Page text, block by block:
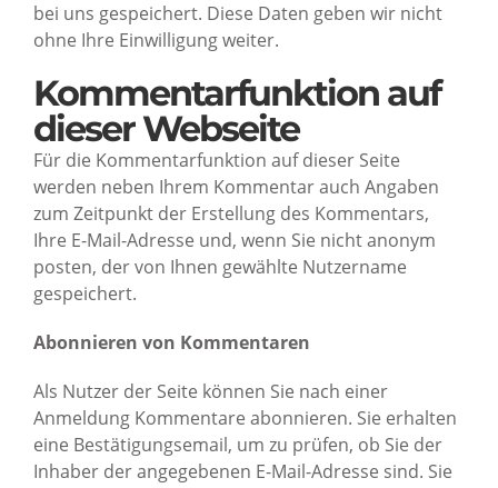
bei uns gespeichert. Diese Daten geben wir nicht
ohne Ihre Einwilligung weiter.
Kommentarfunktion auf
dieser Webseite
Für die Kommentarfunktion auf dieser Seite
werden neben Ihrem Kommentar auch Angaben
zum Zeitpunkt der Erstellung des Kommentars,
Ihre E-Mail-Adresse und, wenn Sie nicht anonym
posten, der von Ihnen gewählte Nutzername
gespeichert.
Abonnieren von Kommentaren
Als Nutzer der Seite können Sie nach einer
Anmeldung Kommentare abonnieren. Sie erhalten
eine Bestätigungsemail, um zu prüfen, ob Sie der
Inhaber der angegebenen E-Mail-Adresse sind. Sie